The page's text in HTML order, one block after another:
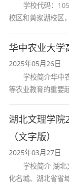
修满学分
学院成人
查）；
符合学位
书；
学历可用
落户等。
七、咨询方
学校代码：
校区和黄家湖校区
育和最早开办中医
华中农业大
2025年05月26日
学校简介华中
等农业教育的重要
首轮“双一流”成效
湖北文理学
（文字版）
2025年03月27日
学校简介 湖北文理学院是省属普通高等学校，位于全国历史文
化名城、湖北省省